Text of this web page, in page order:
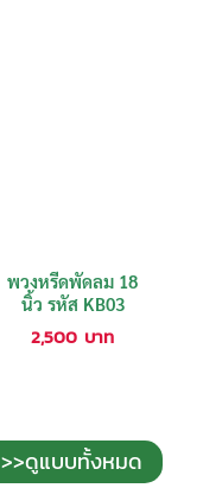
พวงหรีดพัดลม 18
นิ้ว รหัส KB03
2,500 บาท
>>ดูแบบทั้งหมด